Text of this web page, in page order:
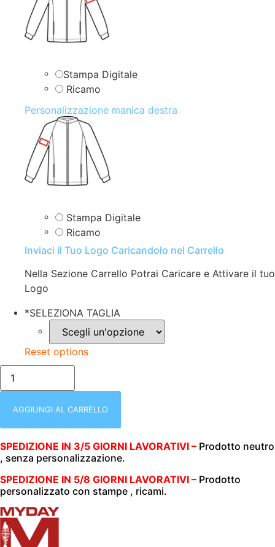
Stampa Digitale
Ricamo
Personalizzazione manica destra
Stampa Digitale
Ricamo
Inviaci il Tuo Logo Caricandolo nel Carrello
Nella Sezione Carrello Potrai Caricare e Attivare il tuo
Logo
*SELEZIONA TAGLIA
Reset options
nero/FELPA
UNISEX
(UOMO|DONNA)
ZIP
|
GR/M2
|
DAY
|
JAGGY
SPORT
NERO
quantità
AGGIUNGI AL CARRELLO
SPEDIZIONE IN 3/5 GIORNI LAVORATIVI – Prodotto neutro
, senza personalizzazione.
SPEDIZIONE IN 5/8 GIORNI LAVORATIVI – Prodotto
personalizzato con stampe , ricami.